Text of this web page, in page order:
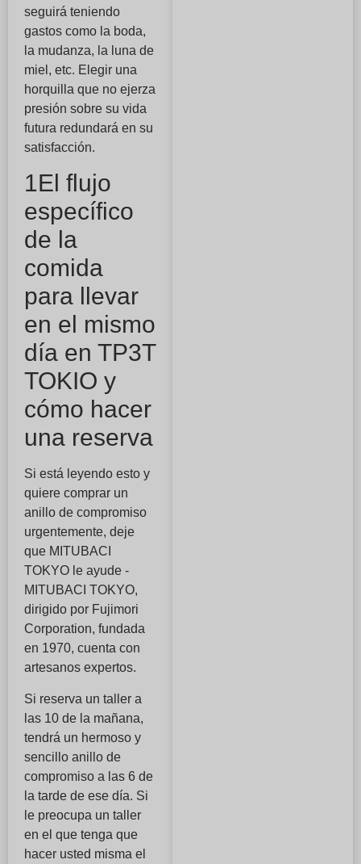
seguirá teniendo
gastos como la boda,
la mudanza, la luna de
miel, etc. Elegir una
horquilla que no ejerza
presión sobre su vida
futura redundará en su
satisfacción.
1El flujo
específico
de la
comida
para llevar
en el mismo
día en TP3T
TOKIO y
cómo hacer
una reserva
Si está leyendo esto y
quiere comprar un
anillo de compromiso
urgentemente, deje
que MITUBACI
TOKYO le ayude -
MITUBACI TOKYO,
dirigido por Fujimori
Corporation, fundada
en 1970, cuenta con
artesanos expertos.
Si reserva un taller a
las 10 de la mañana,
tendrá un hermoso y
sencillo anillo de
compromiso a las 6 de
la tarde de ese día. Si
le preocupa un taller
en el que tenga que
hacer usted misma el